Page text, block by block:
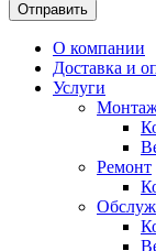
Отправить
О компании
Доставка и
Услуги
Ремонт